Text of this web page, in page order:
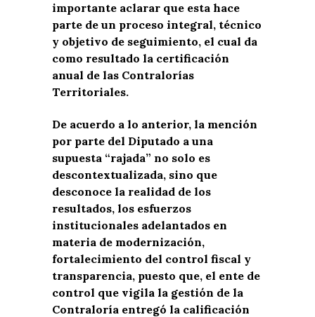
importante aclarar que esta hace
parte de un proceso integral, técnico
y objetivo de seguimiento, el cual da
como resultado la certificación
anual de las Contralorías
Territoriales.
De acuerdo a lo anterior, la mención
por parte del Diputado a una
supuesta “rajada” no solo es
descontextualizada, sino que
desconoce la realidad de los
resultados, los esfuerzos
institucionales adelantados en
materia de modernización,
fortalecimiento del control fiscal y
transparencia, puesto que, el ente de
control que vigila la gestión de la
Contraloría entregó la calificación